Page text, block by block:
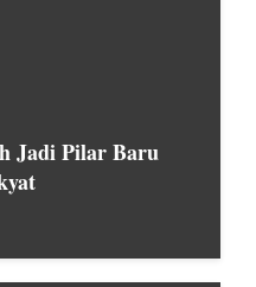
Jadi Pilar Baru